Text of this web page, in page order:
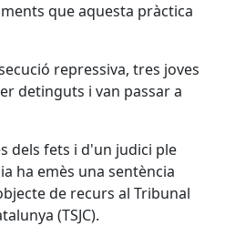
que aquesta pràctica
repressiva, tres joves
detinguts i van passar a
dels fets i d'un judici ple
ha emès una sentència
de recurs al Tribunal
(TSJC).